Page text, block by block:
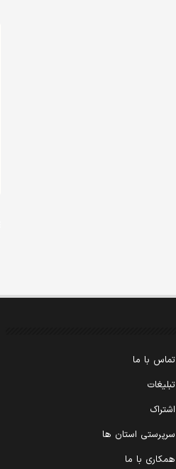
تماس با ما
تبلیغات
اشتراک
سرپرستی استان ها
همکاری با ما